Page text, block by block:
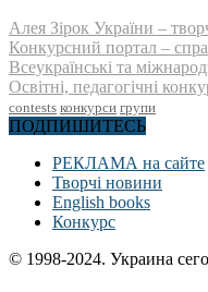
Алея Зірок України –
Конкурсний портал –
Всеукраїнські та
Освітні, педагогічні
contests конкурси групи
ПОДПИШИТЕСЬ
РЕКЛАМА на сайте
Творчі новини
English books
Конкурс
© 1998-2024. Украина